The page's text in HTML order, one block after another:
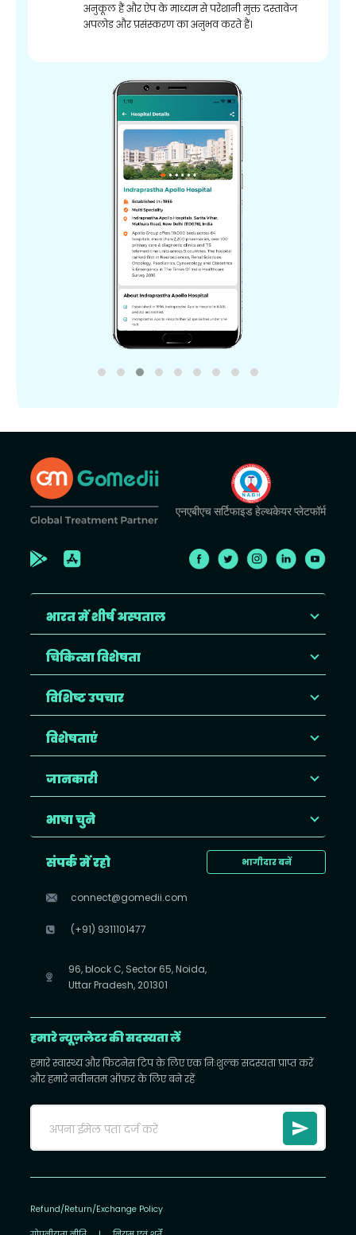
अनुकूल हैं और ऐप के माध्यम से परेशानी मुक्त दस्तावेज
अपलोड और प्रसंस्करण का अनुभव करते हैं।
एनएबीएच सर्टिफाइड हेल्थकेयर प्लेटफॉर्म
भारत में शीर्ष अस्पताल
चिकित्सा विशेषता
विशिष्ट उपचार
विशेषताएं
जानकारी
भाषा चुने
भागीदार बनें
संपर्क में रहो
connect@gomedii.com
(+91) 9311101477
96, block C, Sector 65, Noida,
Uttar Pradesh, 201301
हमारे न्यूज़लेटर की सदस्यता लें
हमारे स्वास्थ्य और फिटनेस टिप के लिए एक निःशुल्क सदस्यता प्राप्त करें
और हमारे नवीनतम ऑफ़र के लिए बने रहें
Refund/Return/Exchange Policy